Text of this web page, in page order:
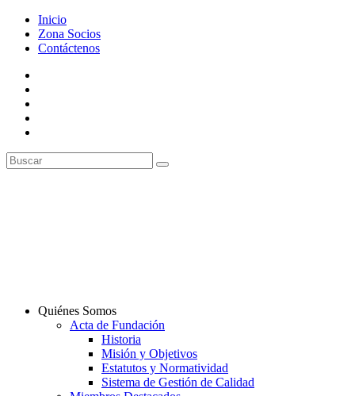
Inicio
Zona Socios
Contáctenos
Quiénes Somos
Acta de Fundación
Historia
Misión y Objetivos
Estatutos y Normatividad
Sistema de Gestión de Calidad